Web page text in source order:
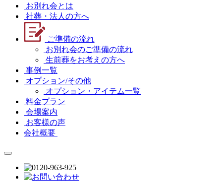
お別れ会とは
社葬・法人の方へ
ご準備の流れ
お別れ会のご準備の流れ
生前葬をお考えの方へ
事例一覧
オプション/その他
オプション・アイテム一覧
料金プラン
会場案内
お客様の声
会社概要